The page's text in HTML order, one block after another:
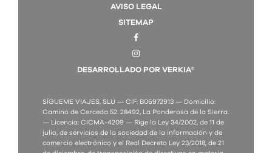
AVISO LEGAL
SITEMAP
DESARROLLADO POR VERKIA®
SÍGUEME VIAJES, SLU — CIF: B06972913 — Domicilio:
Camino de Cerceda 52. 28492, La Ponderosa de la Sierra.
— Licencia: CICMA-4209 — Rige la Ley 34/2002, de 11 de
julio, de servicios de la sociedad de la información y de
comercio electrónico y el Real Decreto Ley 23/2018, de 21